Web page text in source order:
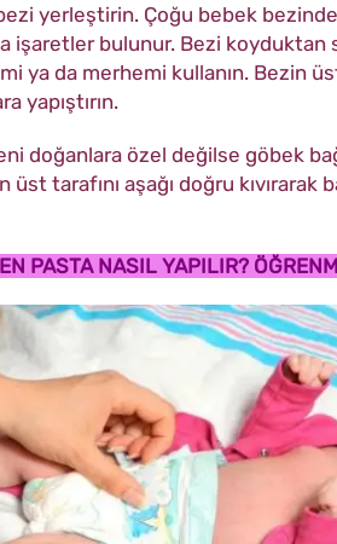
yerleştirin. Çoğu bebek
işaretler bulunur. Bezi koyduktan
ya da merhemi kullanın. Bezin
yapıştırın.
doğanlara özel değilse göbek
tarafını aşağı doğru kıvırarak
PASTA NASIL YAPILIR?